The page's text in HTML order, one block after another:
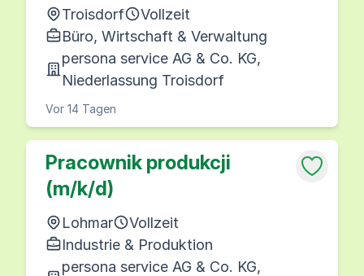
Troisdorf
Vollzeit
Büro, Wirtschaft & Verwaltung
persona service AG & Co. KG,
Niederlassung Troisdorf
Vor 14 Tagen
Pracownik produkcji
(m/k/d)
Lohmar
Vollzeit
Industrie & Produktion
persona service AG & Co. KG,